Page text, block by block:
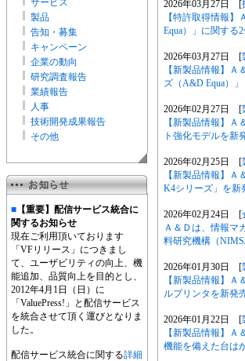
サービス
製品
告知・募集
キャンペーン
企業の動向
研究調査報告
業績報告
人事
技術開発成果報告
その他
■ 【重要】配信サービス統合に
関するお知らせ
現在ご利用頂いております
「VFリリース」につきまし
て、ユーザビリティの向上、機
能追加、品質向上を目的とし、
2012年4月1日（日）に
「ValuePress!」と配信サービス
を統合させて頂く運びとなりま
した。
配信サービス統合に関する詳細
2026年03月27日 [
【特許取得情報
Equa）」に関する
2026年03月27日 [
【新製品情報】
ズ（A&D Equa）
2026年02月27日 [
【新製品情報】
ト強化モデルを新
2026年02月25日 [
【新製品情報】
K4シリーズ」を新
2026年02月24日 [
Ａ＆Ｄは、情報マ
料研究機構（
2026年01月30日 [
【新製品情報】
ルプリンタを新発
2026年01月22日 [
【新製品情報】
機能を備えた台は